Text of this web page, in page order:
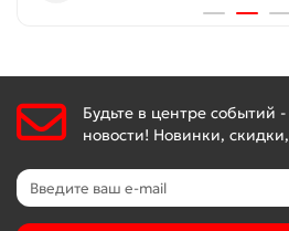
Будьте в центре
новости! Новинки,